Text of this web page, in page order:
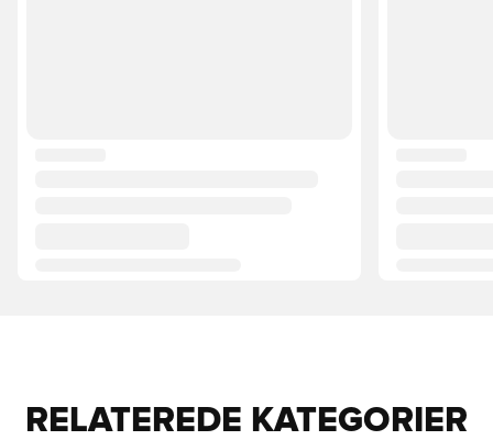
RELATEREDE KATEGORIER